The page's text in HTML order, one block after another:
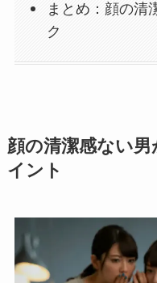
まとめ：顔の清
ク
顔の清潔感ない
イント